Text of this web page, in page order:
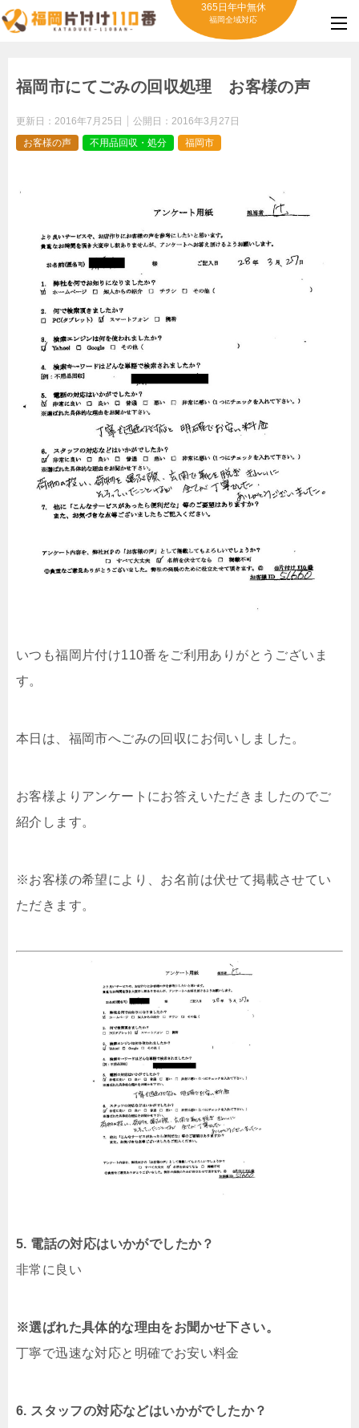
365日年中無休
福岡全域対応
福岡市にてごみの回収処理 お客様の声
更新日： 2016年7月25日 公開日： 2016年3月27日
お客様の声
不用品回収・処分 福岡市
いつも福岡片付け110番をご利用ありがとうございま
す。
本日は、福岡市へごみの回収にお伺いしました。
お客様よりアンケートにお答えいただきましたのでご
紹介します。
※お客様の希望により、お名前は伏せて掲載させてい
ただきます。
5. 電話の対応はいかがでしたか？
非常に良い
※選ばれた具体的な理由をお聞かせ下さい。
丁寧で迅速な対応と明確でお安い料金
6. スタッフの対応などはいかがでしたか？